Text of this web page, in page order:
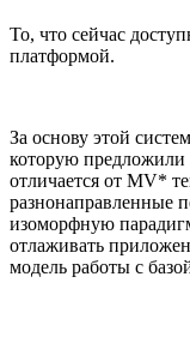
То, что сейчас
платформой.
За основу этой
которую предложили
отличается от MV*
разнонаправленные
изоморфную
отлаживать
модель работы с